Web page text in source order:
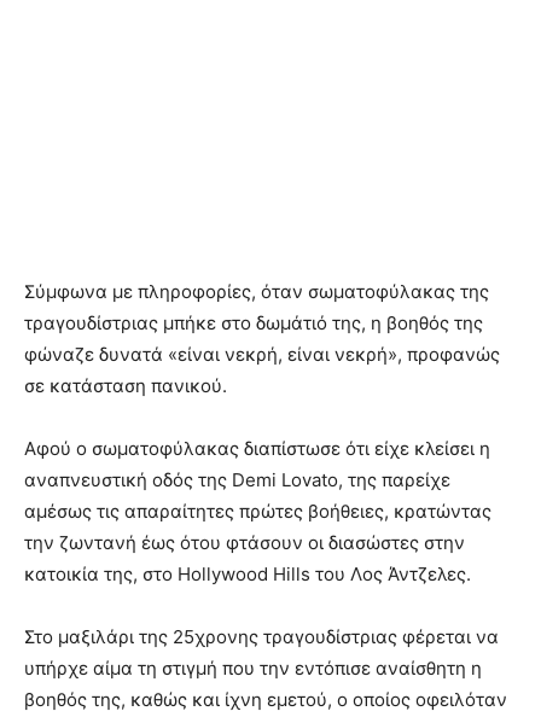
Σύμφωνα με πληροφορίες, όταν σωματοφύλακας της
τραγουδίστριας μπήκε στο δωμάτιό της, η βοηθός της
φώναζε δυνατά «είναι νεκρή, είναι νεκρή», προφανώς
σε κατάσταση πανικού.
Αφού ο σωματοφύλακας διαπίστωσε ότι είχε κλείσει η
αναπνευστική οδός της Demi Lovato, της παρείχε
αμέσως τις απαραίτητες πρώτες βοήθειες, κρατώντας
την ζωντανή έως ότου φτάσουν οι διασώστες στην
κατοικία της, στο Hollywood Hills του Λος Άντζελες.
Στο μαξιλάρι της 25χρονης τραγουδίστριας φέρεται να
υπήρχε αίμα τη στιγμή που την εντόπισε αναίσθητη η
βοηθός της, καθώς και ίχνη εμετού, ο οποίος οφειλόταν